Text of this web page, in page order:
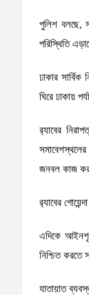
পুলিশ বলছে,
পরিস্থিতি
ঢাকার
ঘিরে ঢাকায়
র‌্যাবের
জনবল কাজ
র‌্যাবের
এদিকে
নিশ্চিত করতে
যাতায়াত